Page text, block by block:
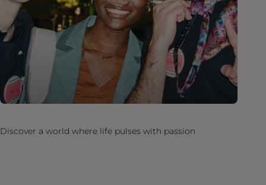
Discover a world where life pulses with passion